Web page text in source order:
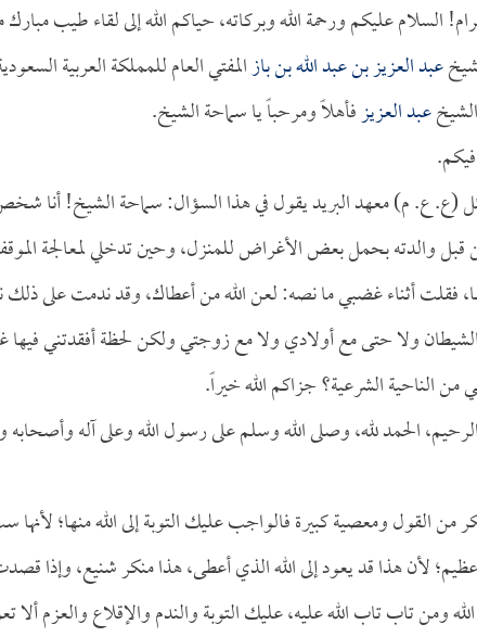
السلام عليكم ورحمة الله وبركاته، حياكم الله إلى لقاء طيب
عبد العزيز بن عبد الله بن بازالمفتي العام للمملكة العربية
عبد العزيزفأهلاً ومرحباً يا سماحة الشيخ.
(ع. ع. م) معهد البريد يقول في هذا السؤال: سماحة الشيخ!
من قبل والدته بحمل بعض الأغراض للمنزل، وحين تدخلي لمعالجة
أثناء غضبي ما نصه: لعن الله من أعطاك، وقد ندمت على ذلك
ولا حتى مع أولادي ولا مع زوجتي ولكن لحظة أفقدتني
الناحية الشرعية؟ جزاكم الله خيراً.
الحمد لله، وصلى الله وسلم على رسول الله وعلى آله
من القول ومعصية كبيرة فالواجب عليك التوبة إلى الله منها؛
لأن هذا قد يعود إلى الله الذي أعطى، هذا منكر شنيع، وإذا
ومن تاب تاب الله عليه، عليك التوبة والندم والإقلاع والعزم